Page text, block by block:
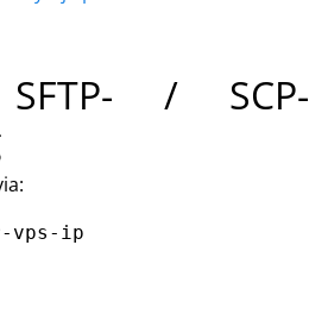
/ SCP-
vps-ip